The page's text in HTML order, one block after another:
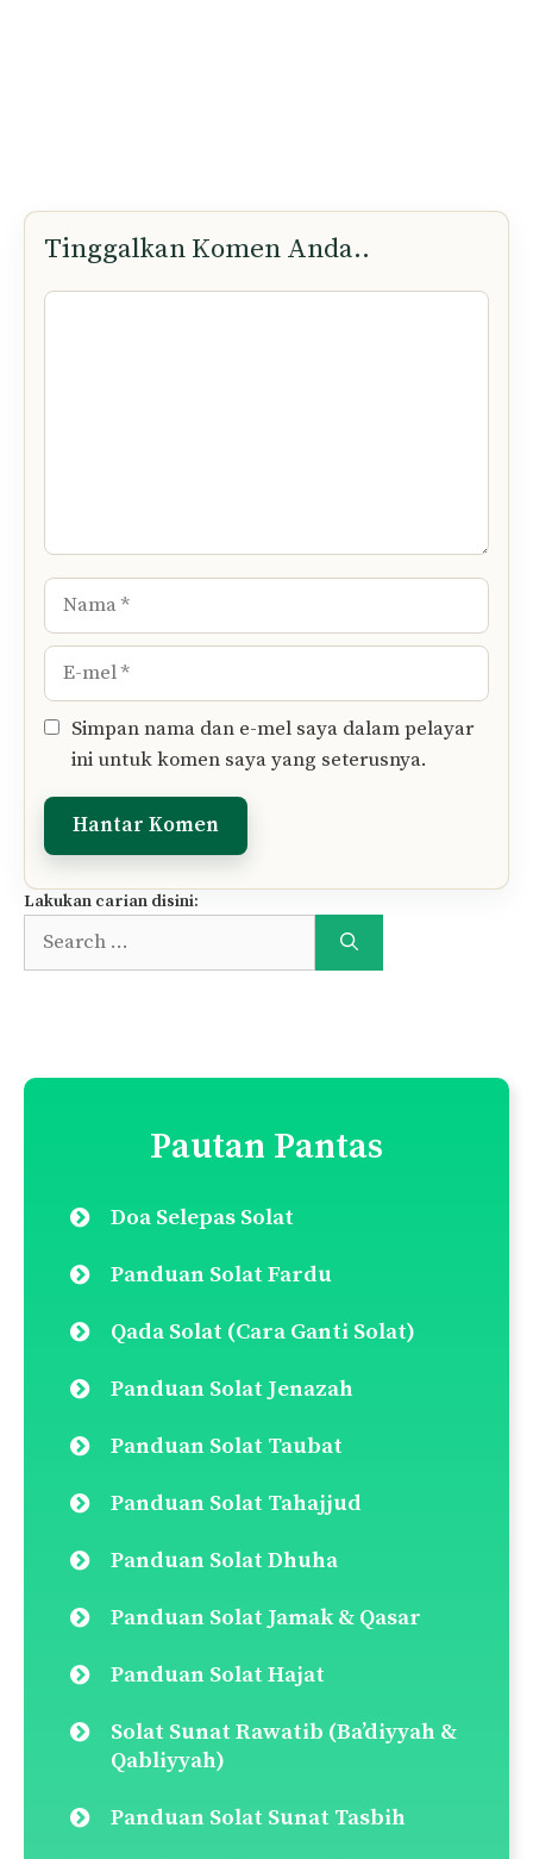
Tinggalkan Komen Anda..
Komen
Nama
E-
mel
Simpan nama dan e-mel saya dalam pelayar
ini untuk komen saya yang seterusnya.
Lakukan carian disini:
Search
for:
Pautan Pantas
Doa Selepas Solat
Panduan Solat Fardu
Qada Solat (Cara Ganti Solat)
Panduan Solat Jenazah
Panduan Solat Taubat
Panduan Solat Tahajjud
Panduan Solat Dhuha
Panduan Solat Jamak & Qasar
Panduan Solat Hajat
Solat Sunat Rawatib (Ba’diyyah &
Qabliyyah)
Panduan Solat Sunat Tasbih